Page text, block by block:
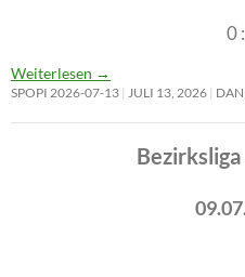
0
Weiterlesen →
SPOPI 2026-07-13 JULI 13, 2026